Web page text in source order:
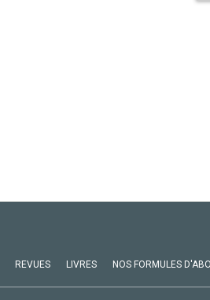
REVUES LIVRES NOS FORMULES